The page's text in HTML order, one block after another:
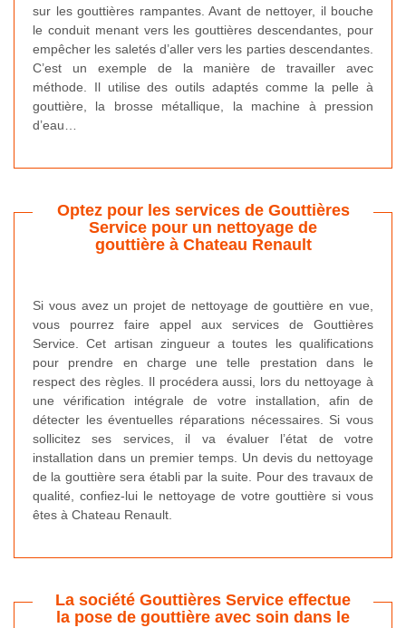
sur les gouttières rampantes. Avant de nettoyer, il bouche
le conduit menant vers les gouttières descendantes, pour
empêcher les saletés d’aller vers les parties descendantes.
C’est un exemple de la manière de travailler avec
méthode. Il utilise des outils adaptés comme la pelle à
gouttière, la brosse métallique, la machine à pression
d’eau…
Optez pour les services de Gouttières
Service pour un nettoyage de
gouttière à Chateau Renault
Si vous avez un projet de nettoyage de gouttière en vue,
vous pourrez faire appel aux services de Gouttières
Service. Cet artisan zingueur a toutes les qualifications
pour prendre en charge une telle prestation dans le
respect des règles. Il procédera aussi, lors du nettoyage à
une vérification intégrale de votre installation, afin de
détecter les éventuelles réparations nécessaires. Si vous
sollicitez ses services, il va évaluer l’état de votre
installation dans un premier temps. Un devis du nettoyage
de la gouttière sera établi par la suite. Pour des travaux de
qualité, confiez-lui le nettoyage de votre gouttière si vous
êtes à Chateau Renault.
La société Gouttières Service effectue
la pose de gouttière avec soin dans le